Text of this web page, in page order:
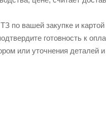
по вашей закупке и
готовность к
или уточнения